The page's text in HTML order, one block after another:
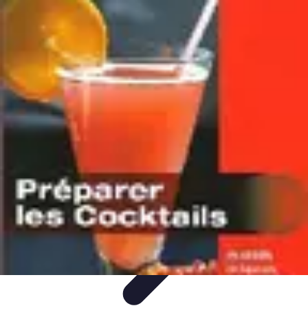
Guide Fruits de Mer
Préparation et Techniques
Astuces et conseilsRecettes et
TechniquesSanté et Nutrition Choix des Fruits de Mer
Guide Fruits de Mer